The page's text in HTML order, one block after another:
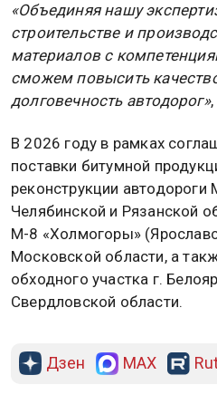
«Объединяя нашу
строительстве и
материалов с
сможем повысить
долговечность автодорог»
В 2026 году в рамках
поставки битумной
реконструкции автодороги
Челябинской и Рязанской
М-8 «Холмогоры»
Московской области, а
обходного участка г.
Свердловской области.
Дзен MAX